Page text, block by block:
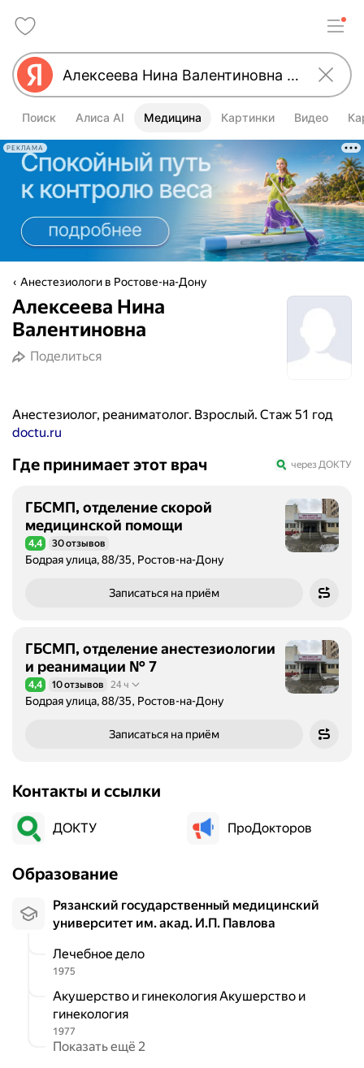
Поиск Алиса AI Медицина Картинки Видео
РЕКЛАМА
Анестезиологи в Ростове-на-Дону
Алексеева Нина
Валентиновна
Поделиться
Анестезиолог, реаниматолог. Взрослый. Стаж 51 год
doctu.ru
Где принимает этот врач через ДОКТУ
ГБСМП, отделение скорой
медицинской помощи
Рейтинг 4,4 из 5
4,4 30 отзывов
Бодрая улица, 88/35, Ростов-на-Дону
Записаться на приём
ГБСМП, отделение анестезиологии
и реанимации № 7
Рейтинг 4,4 из 5
4,4 10 отзывов 24 ч
Бодрая улица, 88/35, Ростов-на-Дону
Записаться на приём
Контакты и ссылки
ДОКТУ ПроДокторов
Образование
Рязанский государственный медицинский
университет им. акад. И.П. Павлова
Лечебное дело
1975
Акушерство и гинекология Акушерство и
гинекология
1977
Показать ещё 2